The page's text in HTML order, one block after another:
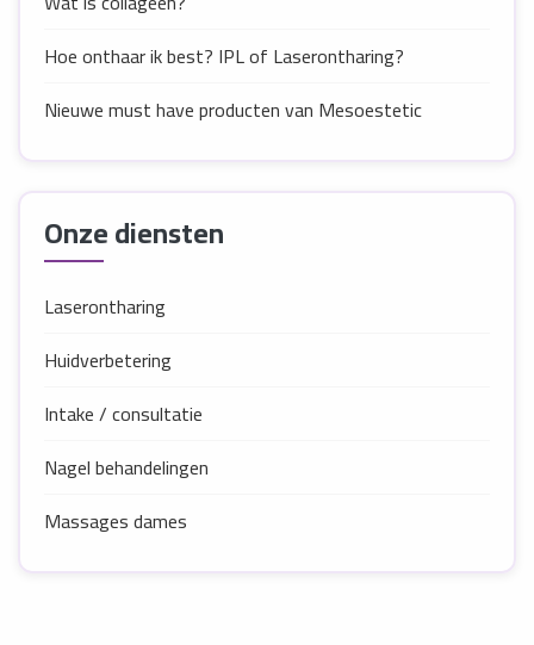
Hoe onthaar ik best? IPL of Laserontharing?
Nieuwe must have producten van Mesoestetic
Onze diensten
Laserontharing
Huidverbetering
Intake / consultatie
Nagel behandelingen
Massages dames